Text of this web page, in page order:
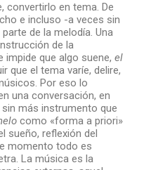
convertirlo en tema. De
e incluso -a veces sin
de la melodía. Una
de la
impide que algo suene, el
que el tema varíe, delire,
Por eso lo
una conversación, en
más instrumento que
como «forma a priori»
sueño, reflexión del
momento todo es
La música es la